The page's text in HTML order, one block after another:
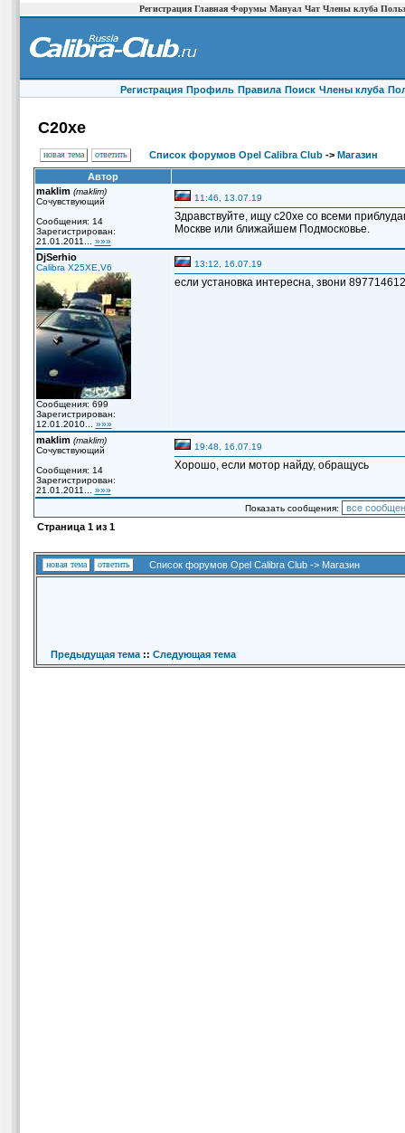
Регистрация Главная Форумы Мануал Чат Члены клуба
Регистрация Профиль Правила Поиск Члены клуба
C20xe
новая тема ответить Список форумов Opel Calibra Club-> Магазин
Автор
maklim (maklim)
Сочувствующий
Сообщения: 14
Зарегистрирован:
21.01.2011... »»»
11:46, 13.07.19
Здравствуйте, ищу c20xe со всеми
Москве или ближайшем Подмосковье.
DjSerhio
Calibra X25XE,V6
Сообщения: 699
Зарегистрирован:
12.01.2010... »»»
13:12, 16.07.19
если установка интересна, звони
maklim (maklim)
Сочувствующий
Сообщения: 14
Зарегистрирован:
21.01.2011... »»»
19:48, 16.07.19
Хорошо, если мотор найду, обращусь
Показать сообщения:
Страница 1из 1
новая тема ответить Список форумов Opel Calibra Club-> Магазин
Предыдущая тема:: Следующая тема